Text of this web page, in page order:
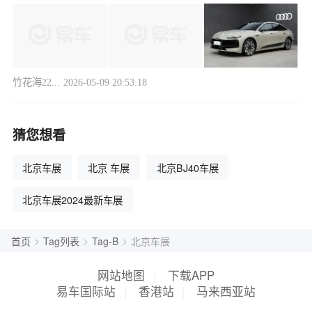
竹花海22... 2026-05-09 20:53:18
猜您想看
北京车展 北京 车展 北京BJ40车展
北京车展2024最新车展
首页 > Tag列表 > Tag-B > 北京车展
网站地图
下载APP
易车国际站
香港站 马来西亚站